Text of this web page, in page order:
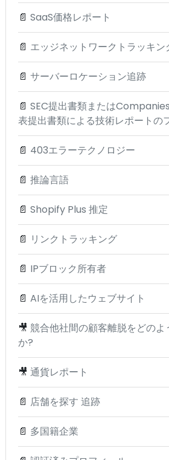
📄 SaaS価格レポート
📄 エッジネットワークトラッキン
📄 サーバーロケーション追跡
📄 SEC提出書類または
表提出書類による技術レポートの
📄 403エラーテクノロジー
📄 推論言語
📄 Shopify Plus 推定
📄 リンクトラッキング
📄 IPブロック所有者
📄 AIを活用したウェブサイト
🎥 競合他社間の顧客離脱をどの
か?
🎥 通貨レポート
📄 店舗を探す 追跡
📄 多国籍企業